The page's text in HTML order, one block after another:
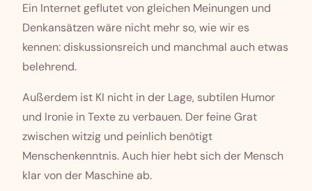
Ein Internet geflutet von gleichen Meinungen und
Denkansätzen wäre nicht mehr so, wie wir es
kennen: diskussionsreich und manchmal auch etwas
belehrend.
Außerdem ist KI nicht in der Lage, subtilen Humor
und Ironie in Texte zu verbauen. Der feine Grat
zwischen witzig und peinlich benötigt
Menschenkenntnis. Auch hier hebt sich der Mensch
klar von der Maschine ab.